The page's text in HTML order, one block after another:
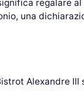
regalare
una
Alexandre